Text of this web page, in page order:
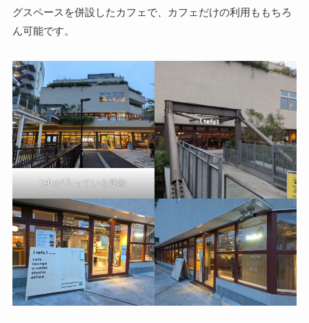
グスペースを併設したカフェで、カフェだけの利用ももちろ
ん可能です。
tefuが入っている建物